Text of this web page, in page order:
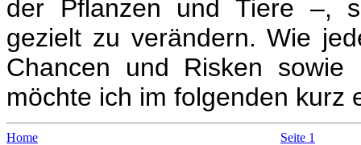
der Pflanzen und Tiere –,
gezielt zu verändern. Wie
Chancen und Risken sowie
möchte ich im folgenden kurz
Home Seite 1